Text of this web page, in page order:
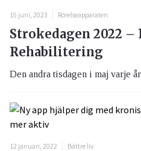
15 juni, 2023 Rörelseapparaten
Strokedagen 2022 –
Rehabilitering
12 januari, 2022 Bättre liv